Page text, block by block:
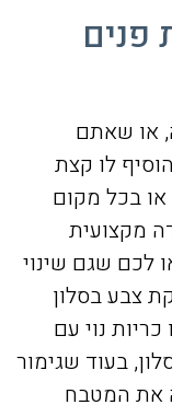
פנים
או שאתם
לו קצת
או בכל מקום
מקצועית
לכם שגם שינוי
צבע בסלון
נוי עם
בעוד שגימור
את המטבח